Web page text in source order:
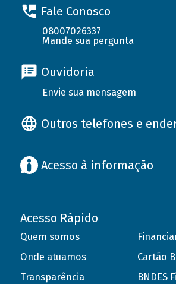
Fale Conosco
08007026337
Mande sua pergunta
Ouvidoria
Envie sua mensagem
Outros telefones e
Acesso à informação
Acesso Rápido
Quem somos
Onde atuamos
Transparência
Cartão
BNDES